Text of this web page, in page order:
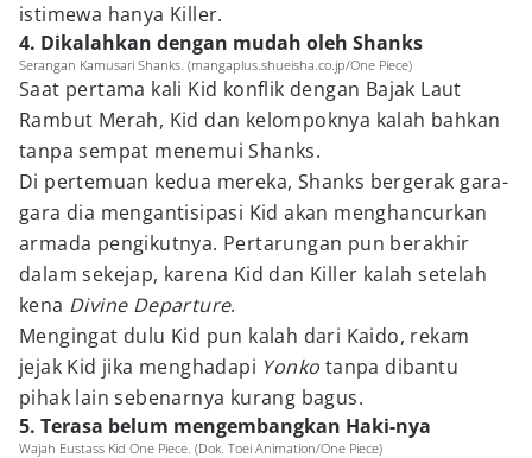
istimewa hanya Killer.
4. Dikalahkan dengan mudah oleh Shanks
Serangan Kamusari Shanks. (mangaplus.shueisha.co.jp/One Piece)
Saat pertama kali Kid konflik dengan Bajak Laut
Rambut Merah, Kid dan kelompoknya kalah bahkan
tanpa sempat menemui Shanks.
Di pertemuan kedua mereka, Shanks bergerak gara-
gara dia mengantisipasi Kid akan menghancurkan
armada pengikutnya. Pertarungan pun berakhir
dalam sekejap, karena Kid dan Killer kalah setelah
kena Divine Departure.
Mengingat dulu Kid pun kalah dari Kaido, rekam
jejak Kid jika menghadapi Yonko tanpa dibantu
pihak lain sebenarnya kurang bagus.
5. Terasa belum mengembangkan Haki-nya
Wajah Eustass Kid One Piece. (Dok. Toei Animation/One Piece)